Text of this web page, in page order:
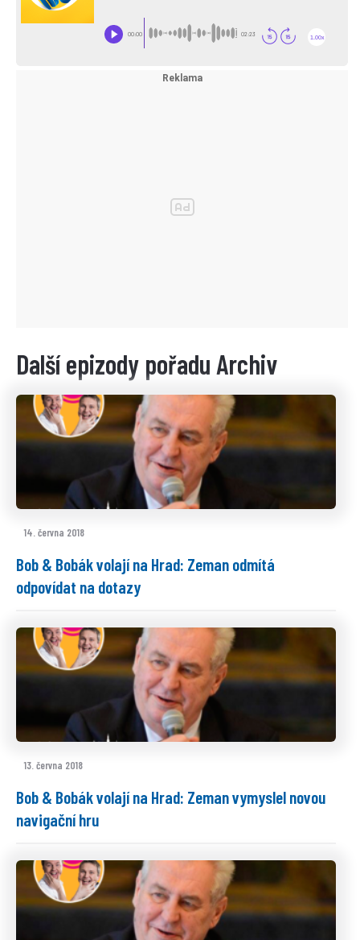
Další epizody pořadu Archiv
14. června 2018
Bob & Bobák volají na Hrad: Zeman odmítá
odpovídat na dotazy
13. června 2018
Bob & Bobák volají na Hrad: Zeman vymyslel novou
navigační hru